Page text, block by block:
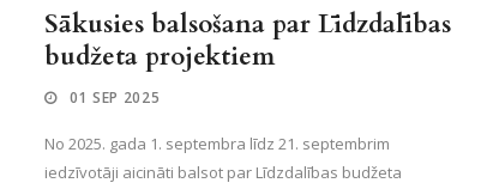
Sākusies balsošana par Līdzdalības
budžeta projektiem
01 SEP 2025
No 2025. gada 1. septembra līdz 21. septembrim
iedzīvotāji aicināti balsot par Līdzdalības budžeta